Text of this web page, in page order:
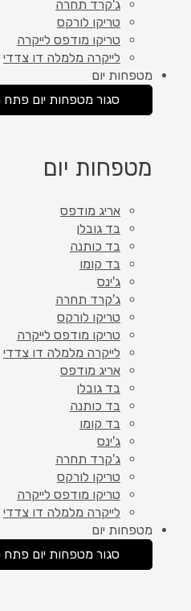
ג'קרד תחרה
טריקו לורקס
טריקו מודפס לייקרה
לייקרה מלמלה דו צדדי
מטפחות יום
סגור מטפחות יום פתח
מטפחות יום
אריג מודפס
בד גובלן
בד כותנה
בד קומו
ג'ינס
ג'קרד תחרה
טריקו לורקס
טריקו מודפס לייקרה
לייקרה מלמלה דו צדדי
אריג מודפס
בד גובלן
בד כותנה
בד קומו
ג'ינס
ג'קרד תחרה
טריקו לורקס
טריקו מודפס לייקרה
לייקרה מלמלה דו צדדי
מטפחות יום
סגור מטפחות יום פתח